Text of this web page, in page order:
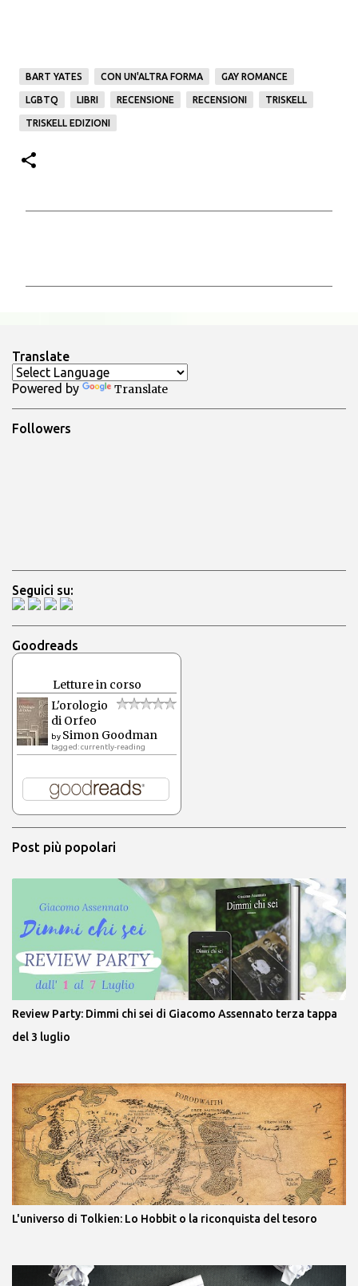
BART YATES CON UN'ALTRA FORMA GAY ROMANCE
LGBTQ LIBRI RECENSIONE RECENSIONI TRISKELL
TRISKELL EDIZIONI
t
i
Translate
Powered by Translate
Followers
Seguici su:
Goodreads
Letture in corso
L'orologio
di Orfeo
by Simon Goodman
tagged: currently-reading
Post più popolari
Review Party: Dimmi chi sei di Giacomo Assennato terza tappa
del 3 luglio
L'universo di Tolkien: Lo Hobbit o la riconquista del tesoro